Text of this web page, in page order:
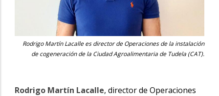
Rodrigo Martín Lacalle es director de Operaciones de la instalación
de cogeneración de la Ciudad Agroalimentaria de Tudela (CAT).
Rodrigo Martín Lacalle, director de Operaciones